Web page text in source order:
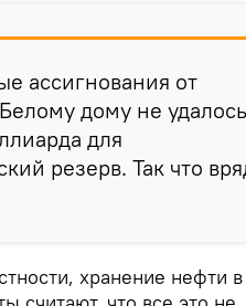
ассигнования от
дому не удалось
для
резерв. Так что
хранение нефти в